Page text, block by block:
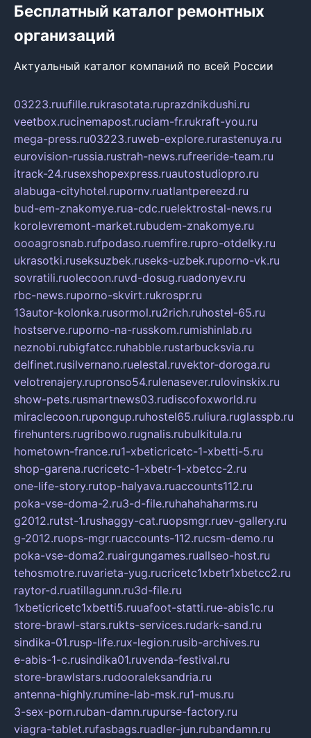
Бесплатный каталог ремонтных
организаций
Актуальный каталог компаний по всей России
03223.ruufille.rukrasotata.ruprazdnikdushi.ru
veetbox.rucinemapost.ruciam-fr.rukraft-you.ru
mega-press.ru03223.ruweb-explore.rurastenuya.ru
eurovision-russia.rustrah-news.rufreeride-team.ru
itrack-24.rusexshopexpress.ruautostudiopro.ru
alabuga-cityhotel.rupornv.ruatlantpereezd.ru
bud-em-znakomye.rua-cdc.ruelektrostal-news.ru
korolevremont-market.rubudem-znakomye.ru
oooagrosnab.rufpodaso.ruemfire.rupro-otdelky.ru
ukrasotki.ruseksuzbek.ruseks-uzbek.ruporno-vk.ru
sovratili.ruolecoon.ruvd-dosug.ruadonyev.ru
rbc-news.ruporno-skvirt.rukrospr.ru
13autor-kolonka.rusormol.ru2rich.ruhostel-65.ru
hostserve.ruporno-na-russkom.rumishinlab.ru
neznobi.rubigfatcc.ruhabble.rustarbucksvia.ru
delfinet.rusilvernano.ruelestal.ruvektor-doroga.ru
velotrenajery.rupronso54.rulenasever.rulovinskix.ru
show-pets.rusmartnews03.rudiscofoxworld.ru
miraclecoon.rupongup.ruhostel65.ruliura.ruglasspb.ru
firehunters.rugribowo.rugnalis.rubulkitula.ru
hometown-france.ru1-xbeticricetc-1-xbetti-5.ru
shop-garena.rucricetc-1-xbetr-1-xbetcc-2.ru
one-life-story.rutop-halyava.ruaccounts112.ru
poka-vse-doma-2.ru3-d-file.ruhahahaharms.ru
g2012.rutst-1.rushaggy-cat.ruopsmgr.ruev-gallery.ru
g-2012.ruops-mgr.ruaccounts-112.rucsm-demo.ru
poka-vse-doma2.ruairgungames.ruallseo-host.ru
tehosmotre.ruvarieta-yug.rucricetc1xbetr1xbetcc2.ru
raytor-d.ruatillagunn.ru3d-file.ru
1xbeticricetc1xbetti5.ruuafoot-statti.rue-abis1c.ru
store-brawl-stars.rukts-services.rudark-sand.ru
sindika-01.rusp-life.rux-legion.rusib-archives.ru
e-abis-1-c.rusindika01.ruvenda-festival.ru
store-brawlstars.rudooraleksandria.ru
antenna-highly.rumine-lab-msk.ru1-mus.ru
3-sex-porn.ruban-damn.rupurse-factory.ru
viagra-tablet.rufasbags.ruadler-jun.rubandamn.ru